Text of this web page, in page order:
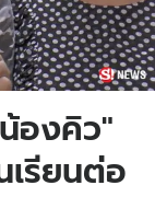
องคิว"
เรียนต่อ